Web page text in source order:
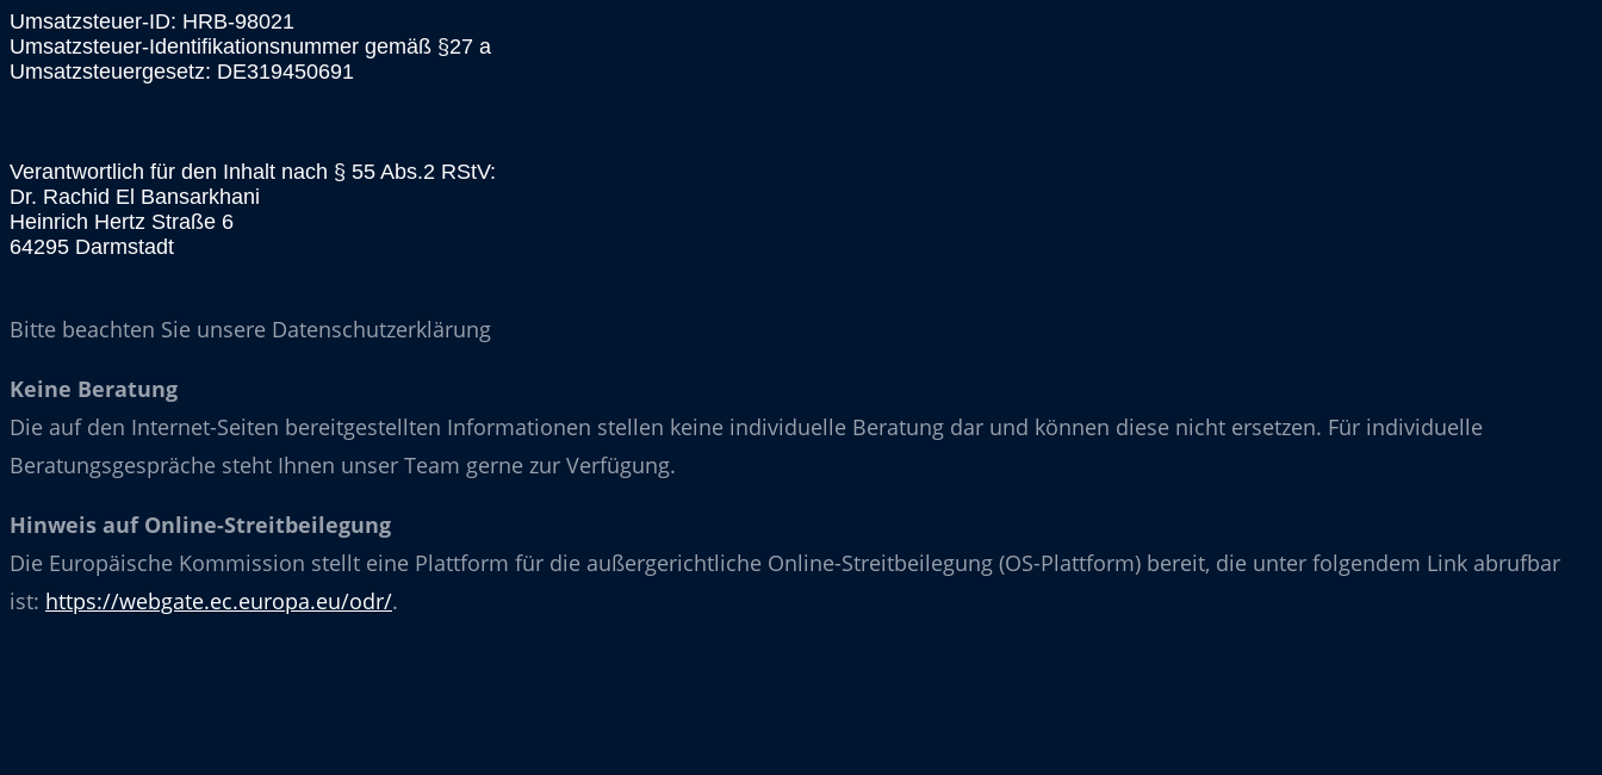
Umsatzsteuer-ID: HRB-98021
Umsatzsteuer-Identifikationsnummer gemäß §27 a
Umsatzsteuergesetz: DE319450691
Verantwortlich für den Inhalt nach § 55 Abs.2 RStV:
Dr. Rachid El Bansarkhani
Heinrich Hertz Straße 6
64295 Darmstadt
Bitte beachten Sie unsere Datenschutzerklärung
Keine Beratung
Die auf den Internet-Seiten bereitgestellten Informationen stellen keine individuelle Beratung dar und können diese nicht ersetzen. Für individuelle
Beratungsgespräche steht Ihnen unser Team gerne zur Verfügung.
Hinweis auf Online-Streitbeilegung
Die Europäische Kommission stellt eine Plattform für die außergerichtliche Online-Streitbeilegung (OS-Plattform) bereit, die unter folgendem Link abrufbar
ist: https://webgate.ec.europa.eu/odr/.